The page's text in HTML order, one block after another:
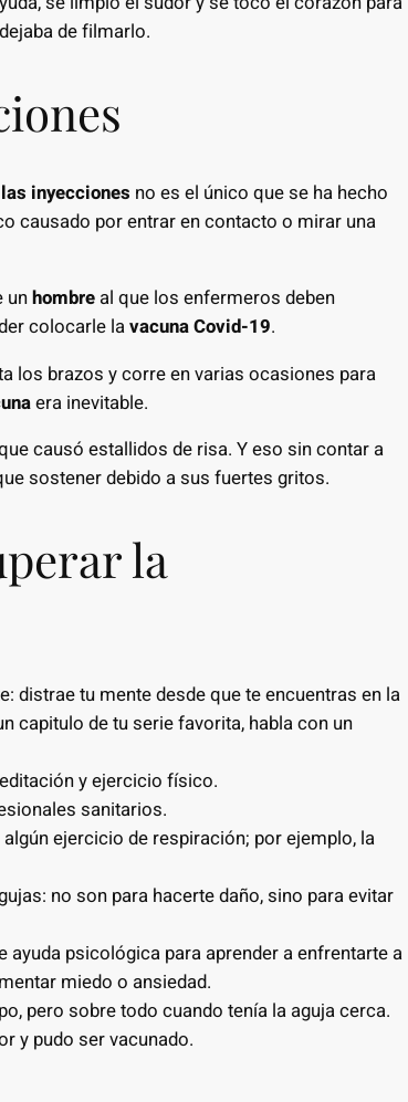
de filmarlo.
inyecciones no es el único que se ha hecho
causado por entrar en contacto o mirar una
unhombre al que los enfermeros deben
colocarle lavacuna Covid-19.
los brazos y corre en varias ocasiones para
era inevitable.
causó estallidos de risa. Y eso sin contar a
sostener debido a sus fuertes gritos.
la
distrae tu mente desde que te encuentras en la
capitulo de tu serie favorita, habla con un
y ejercicio físico.
sanitarios.
ejercicio de respiración; por ejemplo, la
no son para hacerte daño, sino para evitar
psicológica para aprender a enfrentarte a
miedo o ansiedad.
pero sobre todo cuando tenía la aguja cerca.
y pudo ser vacunado.